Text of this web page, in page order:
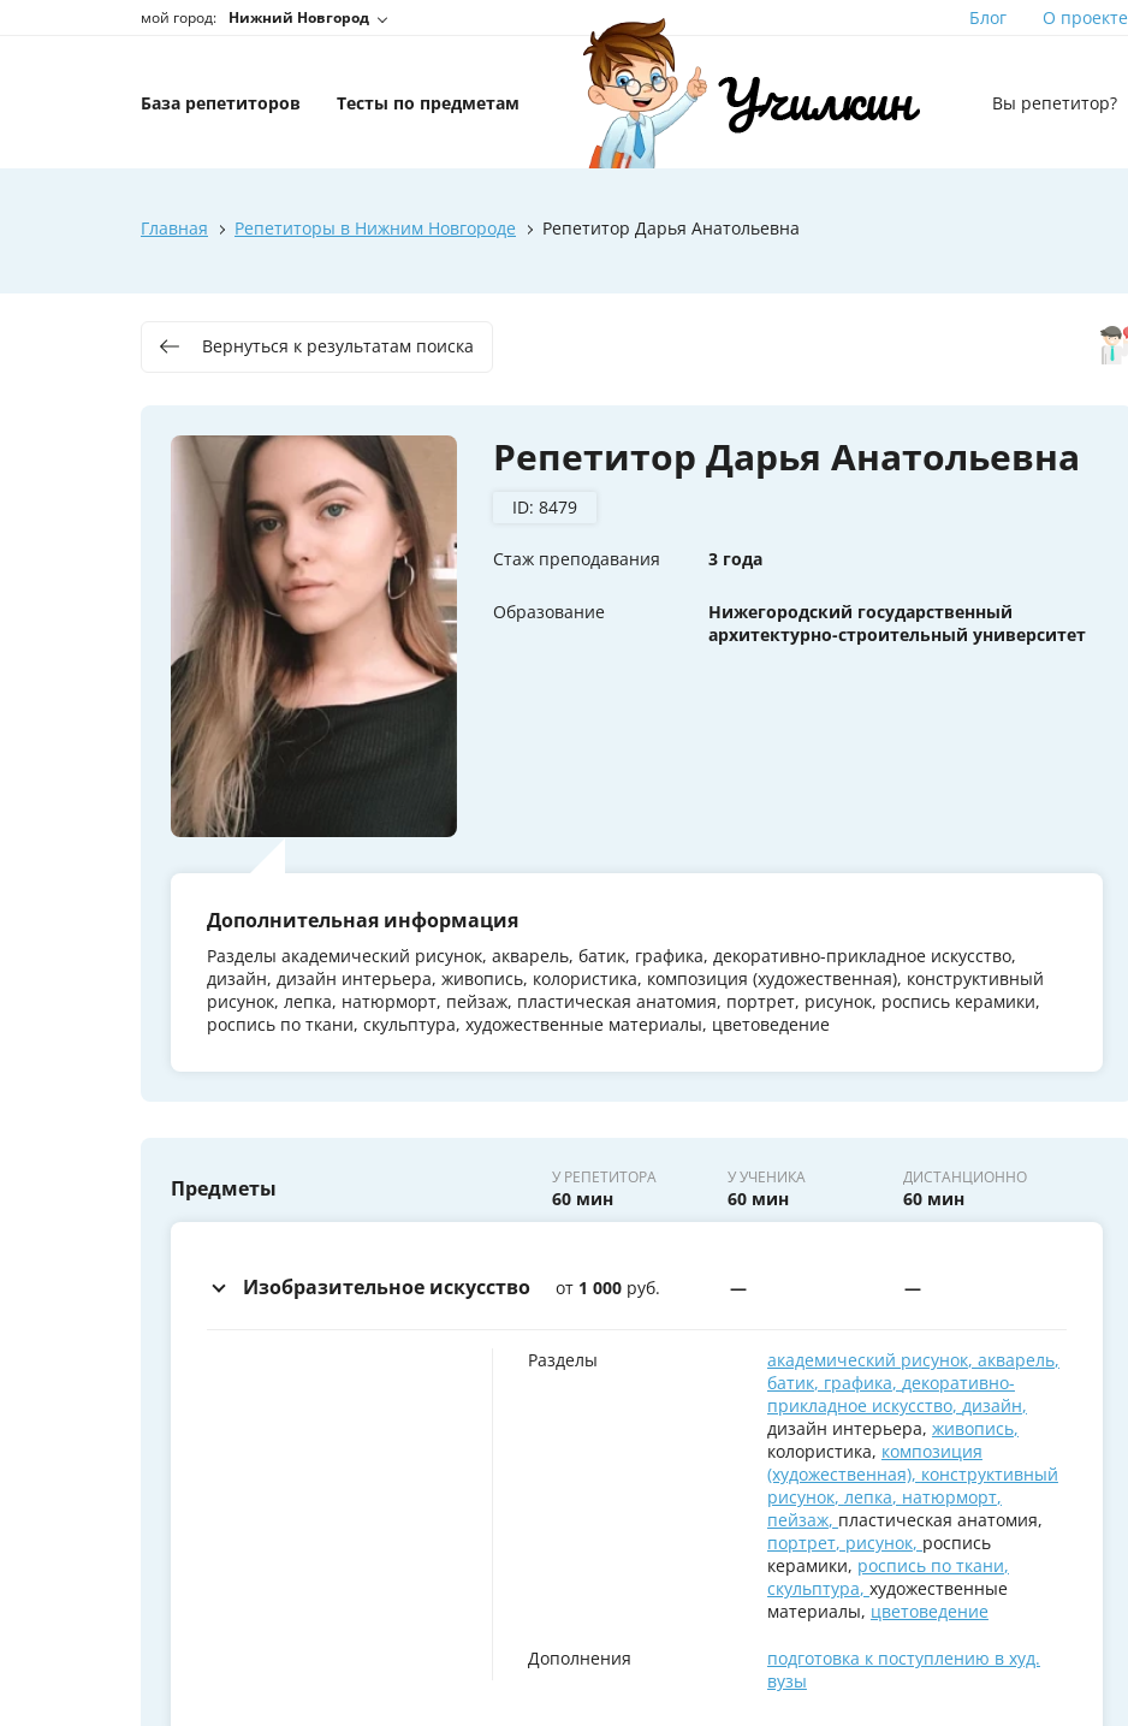
мой город: Нижний Новгород Блог О проекте
База репетиторов Тесты по предметам Вы репетитор?
Главная Репетиторы в Нижним Новгороде Репетитор Дарья Анатольевна
Вернуться к результатам поиска
Репетитор Дарья Анатольевна
ID: 8479
Стаж преподавания 3 года
Образование
Нижегородский государственный
архитектурно-строительный университет
Дополнительная информация
Разделы академический рисунок, акварель, батик, графика, декоративно-прикладное искусство,
дизайн, дизайн интерьера, живопись, колористика, композиция (художественная), конструктивный
рисунок, лепка, натюрморт, пейзаж, пластическая анатомия, портрет, рисунок, роспись керамики,
роспись по ткани, скульптура, художественные материалы, цветоведение
Предметы У РЕПЕТИТОРА
60 мин
У УЧЕНИКА
60 мин
ДИСТАНЦИОННО
60 мин
Изобразительное искусство от 1 000 руб. — —
Разделы академический рисунок, акварель,
батик, графика, декоративно-
прикладное искусство, дизайн,
дизайн интерьера, живопись,
колористика, композиция
(художественная), конструктивный
рисунок, лепка, натюрморт,
пейзаж, пластическая анатомия,
портрет, рисунок, роспись
керамики, роспись по ткани,
скульптура, художественные
материалы, цветоведение
Дополнения
подготовка к поступлению в худ.
вузы